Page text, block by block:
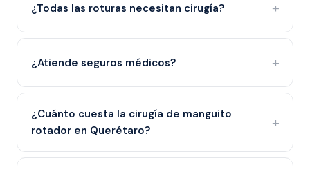
¿Todas las roturas necesitan cirugía?
¿Atiende seguros médicos?
¿Cuánto cuesta la cirugía de manguito
rotador en Querétaro?